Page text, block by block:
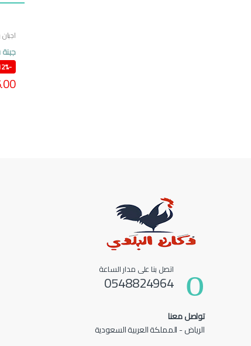
-
اتصل بنا على مدار الساعة
0548824964
تواصل معنا
الرياض - المملكة العربية السعودية